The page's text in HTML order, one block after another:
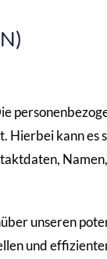
kann es
unseren
und